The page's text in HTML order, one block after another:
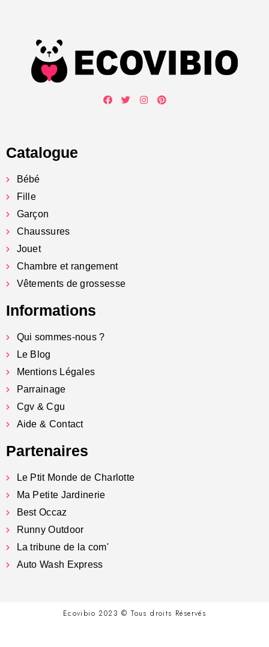
Catalogue
Bébé
Fille
Garçon
Chaussures
Jouet
Chambre et rangement
Vêtements de grossesse
Informations
Qui sommes-nous ?
Le Blog
Mentions Légales
Parrainage
Cgv & Cgu
Aide & Contact
Partenaires
Le Ptit Monde de Charlotte
Ma Petite Jardinerie
Best Occaz
Runny Outdoor
La tribune de la com'
Auto Wash Express
Ecovibio 2023 © Tous droits Réservés